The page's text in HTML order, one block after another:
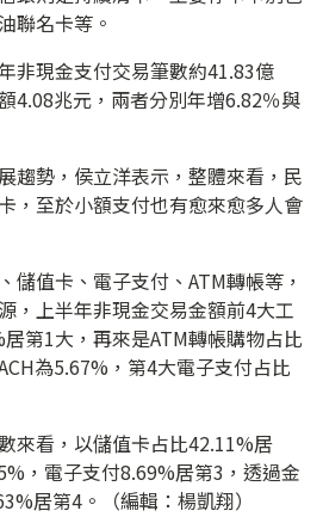
聯名卡等。
非現金支付交易筆數約41.83億
4.08兆元，兩者分別年增6.82％與
趨勢，侯立洋表示，整體來看，民
，至於小額支付也有愈來愈多人會
儲值卡、電子支付、ATM轉帳等，
，上半年非現金交易金額前4大工
第1大，再來是ATM轉帳購物占比
為5.67%，第4大電子支付占比
來看，以儲值卡占比42.11%居
，電子支付8.69%居第3，透過金
居第4。（編輯：楊凱翔）